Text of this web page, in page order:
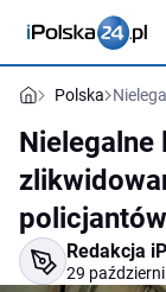
Polska
Redakcja
29